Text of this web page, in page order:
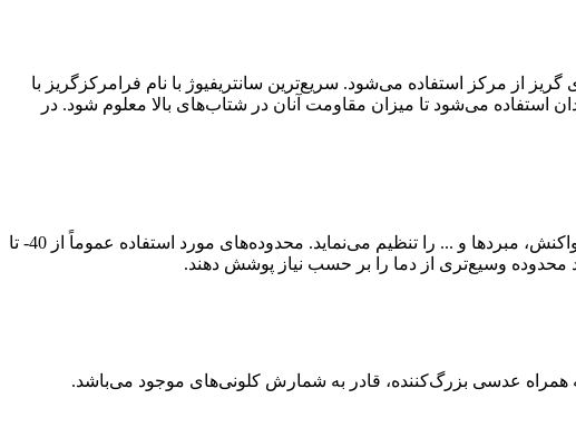
از مرکز استفاده می‌شود. سریع‌ترین سانتریفیوژ با نام فرامرکزگریز با
استفاده می‌شود تا میزان مقاومت آنان در شتاب‌های بالا معلوم شود. در
است که با استفاده از روشی ساده، دمای محیط‌های واکنش همانند بالن‌های دو جداره، حمام واکنش، مبردها و ... را تنظیم می‌نماید. محدوده‌های مورد استفاده عموماً از 40- تا